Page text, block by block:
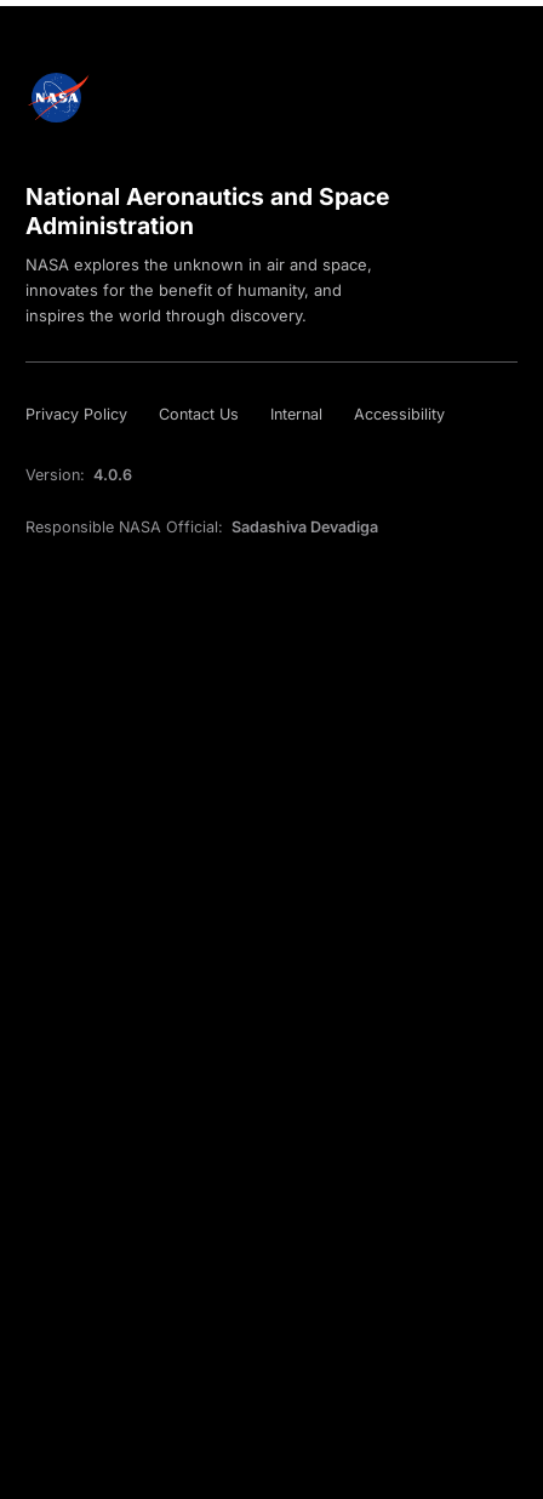
National Aeronautics and Space
Administration
NASA explores the unknown in air and space,
innovates for the benefit of humanity, and
inspires the world through discovery.
Privacy Policy Contact Us Internal Accessibility
Version: 4.0.6
Responsible NASA Official: Sadashiva Devadiga